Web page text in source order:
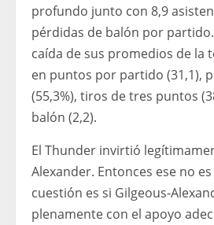
profundo junto con 8,9
pérdidas de balón por
caída de sus promedios de la
en puntos por partido (31,1),
(55,3%), tiros de tres puntos
balón (2,2).
El Thunder invirtió
Alexander. Entonces ese no es
cuestión es si Gilgeous-
plenamente con el apoyo